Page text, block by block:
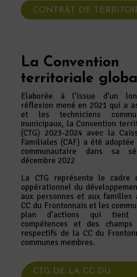
CONTRAT DE
La Convention
territoriale
Elaborée à l’issue d’un
réflexion mené en 2021 qui a
et les techniciens
municipaux, la Convention
(CTG) 2023-2024 avec la
Familiales (CAF) a été
communautaire dans sa
décembre 2022
La CTG représente le cadre
oppérationnel du
aux personnes et aux familles
CC du Frontonnais et les
plan d’actions qui tient
compétences et des champs
respectifs de la CC du
communes membres.
CTG DE LA CC DU